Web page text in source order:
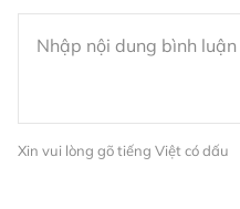
Xin vui lòng gõ tiếng Việt có dấu